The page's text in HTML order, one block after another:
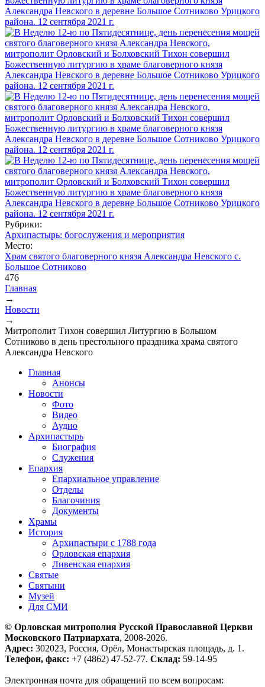
Рубрики:
Архипастырь: богослужения и мероприятия
Место:
Храм святого благоверного князя Александра Невского с.
Большое Сотниково
476
Вы здесь
Главная
→
Новости
→
Митрополит Тихон совершил Литургию в Большом
Сотниково в день престольного праздника храма святого
Александра Невского
Главная
Анонсы
Новости
Фото
Видео
Аудио
Архипастырь
Биография
Служения
Епархия
Епархиальное управление
Отделы
Благочиния
Документы
Храмы
История
Архипастыри с 1788 года
Орловская епархия
Ливенская епархия
Святые
Святыни
Музей
Для СМИ
© Орловская митрополия Русской Православной Церкви
Московского Патриархата, 2008-2026.
Адрес: 302023, Россия, Орёл, Монастырская площадь, д. 1.
Телефон, факс: +7 (4862) 47-52-77. Склад: 59-14-95
Электронная почта для обращений по всем вопросам: